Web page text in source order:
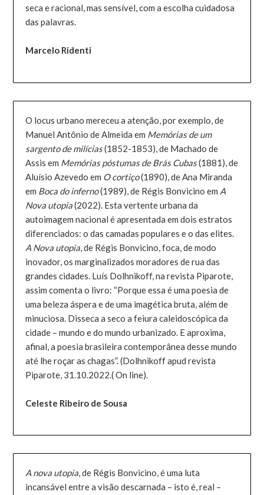
seca e racional, mas sensível, com a escolha cuidadosa
das palavras.
Marcelo Ridenti
O locus urbano mereceu a atenção, por exemplo, de
Manuel Antônio de Almeida em Memórias de um
sargento de milícias(1852-1853), de Machado de
Assis em Memórias póstumas de Brás Cubas(1881), de
Aluísio Azevedo em O cortiço(1890), de Ana Miranda
em Boca do inferno(1989), de Régis Bonvicino em A
Nova utopia(2022). Esta vertente urbana da
autoimagem nacional é apresentada em dois estratos
diferenciados: o das camadas populares e o das elites.
A Nova utopia, de Régis Bonvicino, foca, de modo
inovador, os marginalizados moradores de rua das
grandes cidades. Luís Dolhnikoff, na revista Piparote,
assim comenta o livro: “Porque essa é uma poesia de
uma beleza áspera e de uma imagética bruta, além de
minuciosa. Disseca a seco a feiura caleidoscópica da
cidade – mundo e do mundo urbanizado. E aproxima,
afinal, a poesia brasileira contemporânea desse mundo
até lhe roçar as chagas”. (Dolhnikoff apud revista
Piparote, 31.10.2022.( On line).
Celeste Ribeiro de Sousa
A nova utopia, de Régis Bonvicino, é uma luta
incansável entre a visão descarnada – isto é, real –